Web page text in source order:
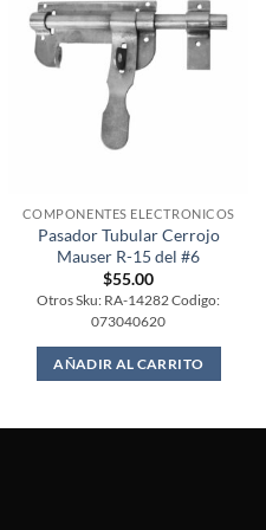
COMPONENTES ELECTRONICOS
Pasador Tubular Cerrojo
Mauser R-15 del #6
$55.00
Otros Sku: RA-14282 Codigo:
073040620
AÑADIR AL CARRITO